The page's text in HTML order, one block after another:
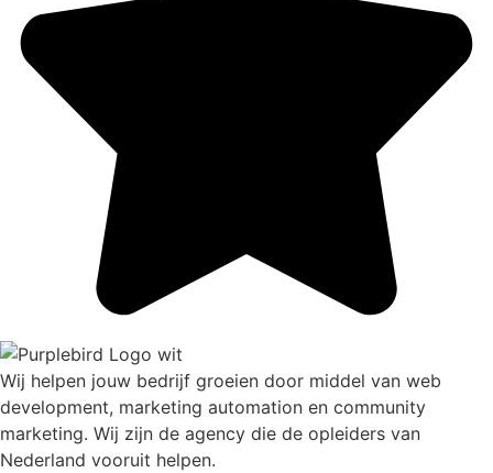
Wij helpen jouw bedrijf groeien door middel van web
development, marketing automation en community
marketing. Wij zijn de agency die de opleiders van
Nederland vooruit helpen.